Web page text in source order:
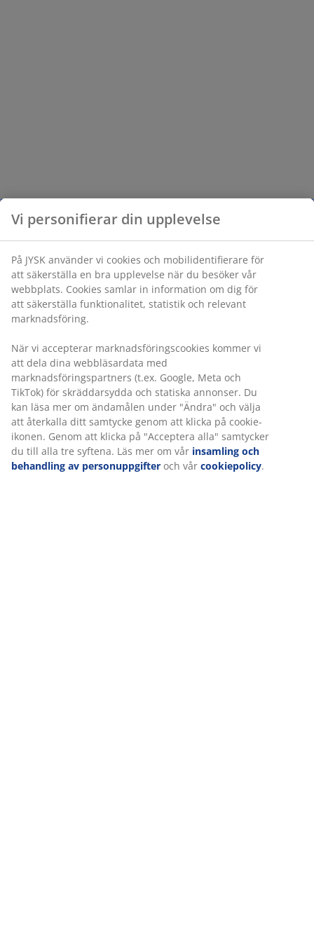
Vi personifierar din upplevelse
På JYSK använder vi cookies och mobilidentifierare för
att säkerställa en bra upplevelse när du besöker vår
webbplats. Cookies samlar in information om dig för
att säkerställa funktionalitet, statistik och relevant
marknadsföring.
När vi accepterar marknadsföringscookies kommer vi
att dela dina webbläsardata med
marknadsföringspartners (t.ex. Google, Meta och
TikTok) för skräddarsydda och statiska annonser. Du
kan läsa mer om ändamålen under "Ändra" och välja
att återkalla ditt samtycke genom att klicka på cookie-
ikonen. Genom att klicka på "Acceptera alla" samtycker
du till alla tre syftena. Läs mer om vår insamling och
behandling av personuppgifter och vår cookiepolicy.